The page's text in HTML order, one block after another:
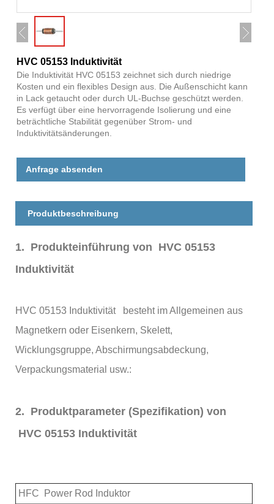
HVC 05153 Induktivität
Die Induktivität HVC 05153 zeichnet sich durch niedrige
Kosten und ein flexibles Design aus. Die Außenschicht kann
in Lack getaucht oder durch UL-Buchse geschützt werden.
Es verfügt über eine hervorragende Isolierung und eine
beträchtliche Stabilität gegenüber Strom- und
Induktivitätsänderungen.
Anfrage absenden
Produktbeschreibung
1. Produkteinführung von HVC 05153
Induktivität
HVC 05153 Induktivität besteht im Allgemeinen aus
Magnetkern oder Eisenkern, Skelett,
Wicklungsgruppe, Abschirmungsabdeckung,
Verpackungsmaterial usw.:
2. Produktparameter (Spezifikation) von
HVC 05153 Induktivität
HFC Power Rod Induktor